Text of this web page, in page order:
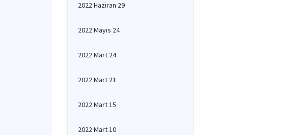
2022 Haziran 29
2022 Mayıs 24
2022 Mart 24
2022 Mart 21
2022 Mart 15
2022 Mart 10